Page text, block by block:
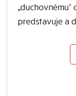
predstavuje a